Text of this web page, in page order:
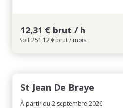
12,31 € brut / h
Soit 251,12 € brut / mois
St Jean De Braye
À partir du 2 septembre 2026